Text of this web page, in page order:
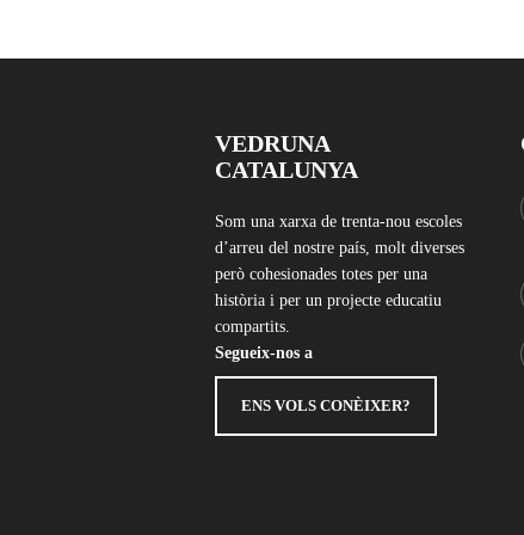
VEDRUNA
CATALUNYA
Som una xarxa de trenta-nou escoles
d’arreu del nostre país, molt diverses
però cohesionades totes per una
història i per un projecte educatiu
compartits.
Segueix-nos a
ENS VOLS CONÈIXER?